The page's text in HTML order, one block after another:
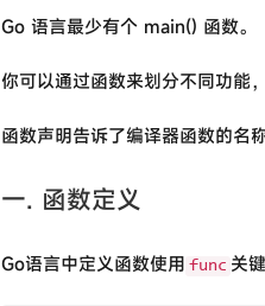
Go 语言最少有个 main() 函数。
你可以通过函数来划分不同功能
函数声明告诉了编译器函数的名
一. 函数定义
Go语言中定义函数使用 func 关